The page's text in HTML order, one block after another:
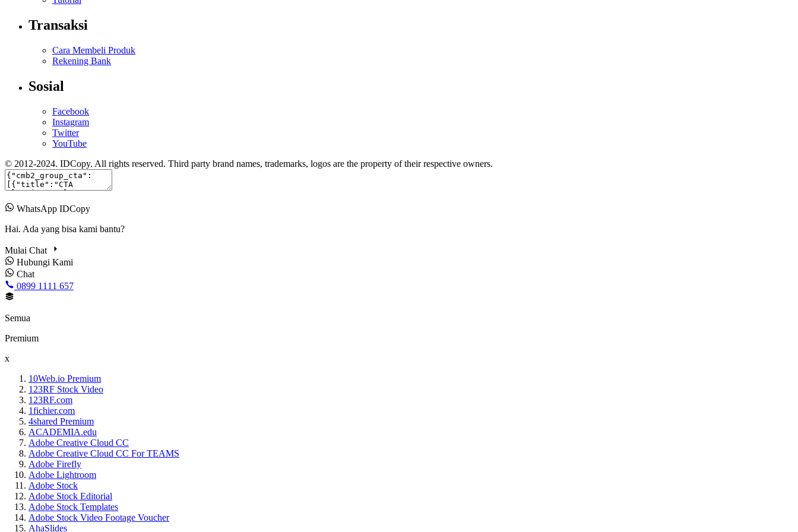
Transaksi
Cara Membeli Produk
Rekening Bank
Sosial
Facebook
Instagram
Twitter
YouTube
© 2012-2024. IDCopy. All rights reserved. Third party brand names, trademarks, logos are the property of their respective owners.
WhatsApp IDCopy
Hai. Ada yang bisa kami bantu?
Mulai Chat
Hubungi Kami
Chat
0899 1111 657
Semua
Premium
x
10Web.io Premium
123RF Stock Video
123RF.com
1fichier.com
4shared Premium
ACADEMIA.edu
Adobe Creative Cloud CC
Adobe Creative Cloud CC For TEAMS
Adobe Firefly
Adobe Lightroom
Adobe Stock
Adobe Stock Editorial
Adobe Stock Templates
Adobe Stock Video Footage Voucher
AhaSlides